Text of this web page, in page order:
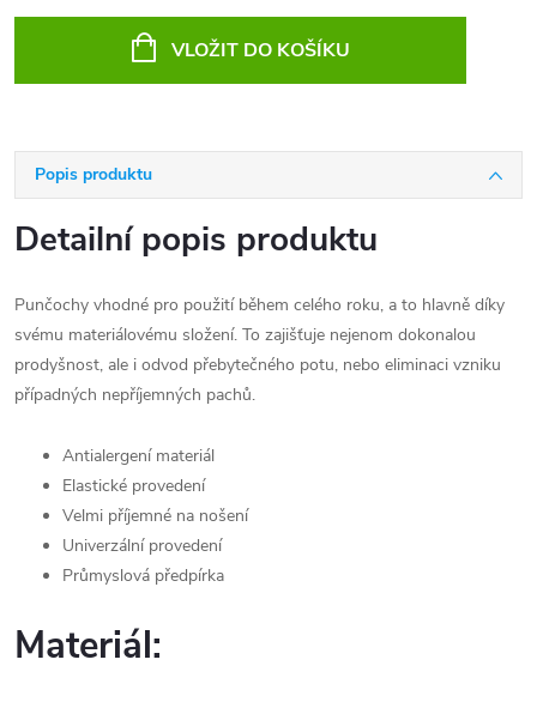
VLOŽIT DO KOŠÍKU
Popis produktu
Detailní popis produktu
Punčochy vhodné pro použití během celého roku, a to hlavně díky
svému materiálovému složení. To zajišťuje nejenom dokonalou
prodyšnost, ale i odvod přebytečného potu, nebo eliminaci vzniku
případných nepříjemných pachů.
Antialergení materiál
Elastické provedení
Velmi příjemné na nošení
Univerzální provedení
Průmyslová předpírka
Materiál: